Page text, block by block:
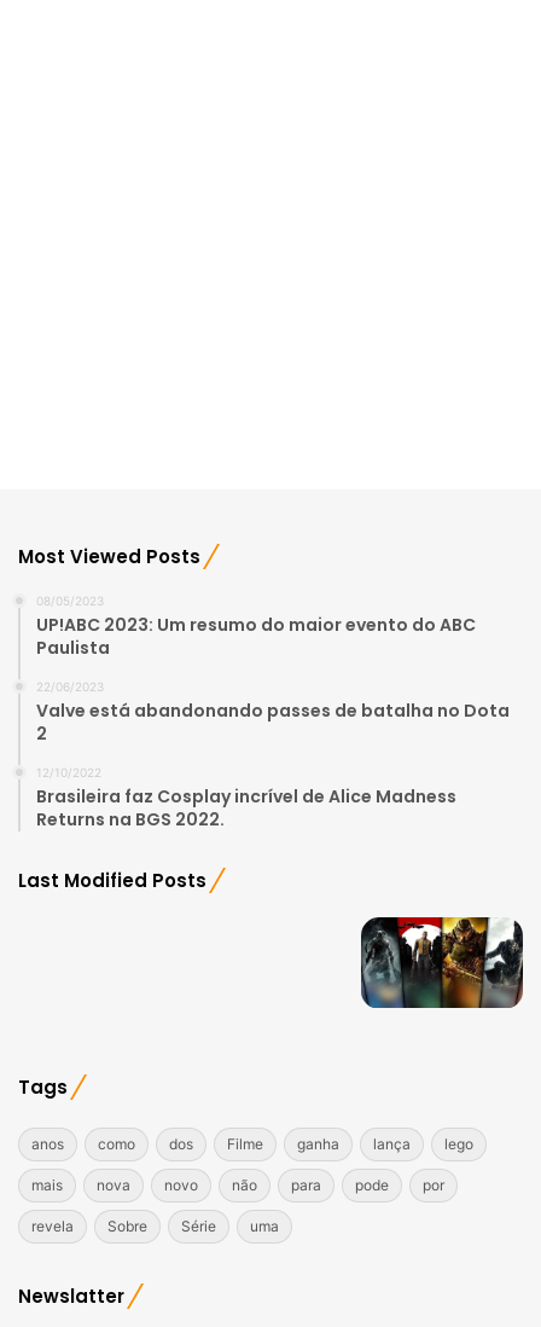
Most Viewed Posts
08/05/2023
UP!ABC 2023: Um resumo do maior evento do ABC
Paulista
22/06/2023
Valve está abandonando passes de batalha no Dota
2
12/10/2022
Brasileira faz Cosplay incrível de Alice Madness
Returns na BGS 2022.
Last Modified Posts
Tags
anos como dos Filme ganha lança lego
mais nova novo não para pode por
revela Sobre Série uma
Newslatter